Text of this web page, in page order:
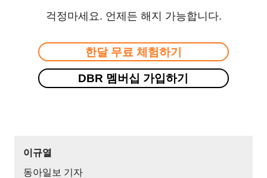
걱정마세요. 언제든 해지 가능합니다.
한달 무료 체험하기
DBR 멤버십 가입하기
이규열
동아일보 기자